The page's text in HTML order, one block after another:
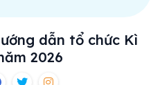
dẫn tổ chức Kì
2026